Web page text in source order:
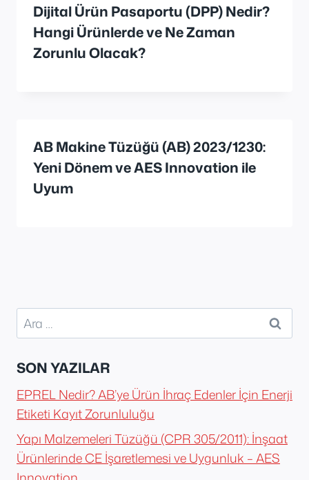
Dijital Ürün Pasaportu (DPP) Nedir?
Hangi Ürünlerde ve Ne Zaman
Zorunlu Olacak?
AB Makine Tüzüğü (AB) 2023/1230:
Yeni Dönem ve AES Innovation ile
Uyum
Arama:
SON YAZILAR
EPREL Nedir? AB’ye Ürün İhraç Edenler İçin Enerji
Etiketi Kayıt Zorunluluğu
Yapı Malzemeleri Tüzüğü (CPR 305/2011): İnşaat
Ürünlerinde CE İşaretlemesi ve Uygunluk – AES